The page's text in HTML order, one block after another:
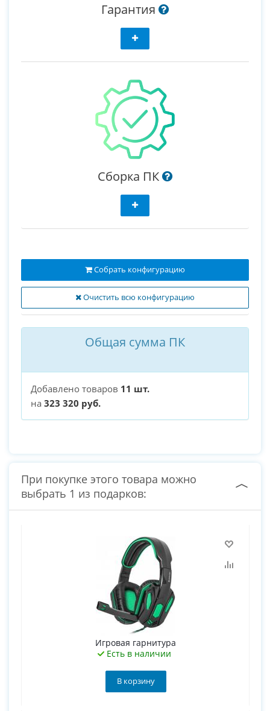
Гарантия
Сборка ПК
Очистить всю конфигурацию
Собрать конфигурацию
Общая сумма ПК
Добавлено товаров 11 шт.
на 323 320 руб.
При покупке этого товара можно
выбрать 1 из подарков:
Игровая гарнитура
Есть в наличии
В корзину